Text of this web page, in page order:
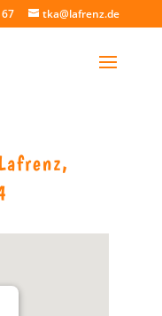
tka@lafrenz.de